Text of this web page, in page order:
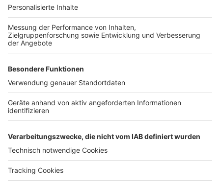
Ihre Baufirma auf bauen.de
Kostenloses Infogespräch